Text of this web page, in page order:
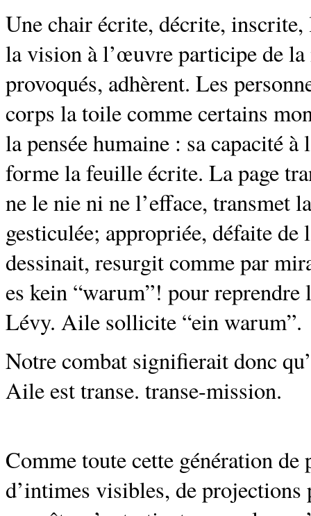
Une chair écrite, décrite, inscrite,
la vision à l’œuvre participe de
provoqués, adhèrent. Les
corps la toile comme certains
la pensée humaine : sa capacité
forme la feuille écrite. La page
ne le nie ni ne l’efface, transmet
gesticulée; appropriée, défaite
dessinait, resurgit comme par
es kein “warum”! pour
Lévy. Aile sollicite “ein warum”.
Notre combat signifierait donc
Aile est transe. transe-mission.
Comme toute cette génération
d’intimes visibles, de